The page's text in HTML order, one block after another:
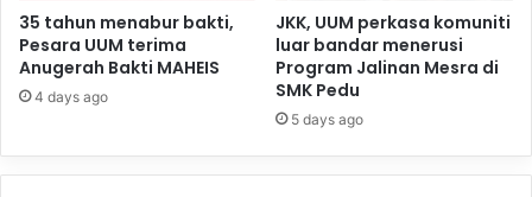
35 tahun menabur bakti,
Pesara UUM terima
Anugerah Bakti MAHEIS
4 days ago
JKK, UUM perkasa komuniti
luar bandar menerusi
Program Jalinan Mesra di
SMK Pedu
5 days ago